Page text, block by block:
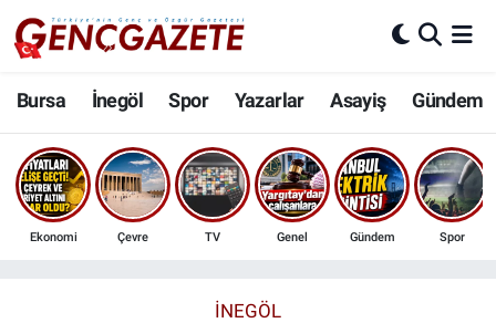
Bursa İnegöl Spor Yazarlar Asayiş Gündem
Ekonomi Çevre TV Genel Gündem Spor
İNEGÖL
Bursa
İnegöl
3.SAYFA
Nöbetçi Eczaneler
Hava Durumu
Trafik Durumu